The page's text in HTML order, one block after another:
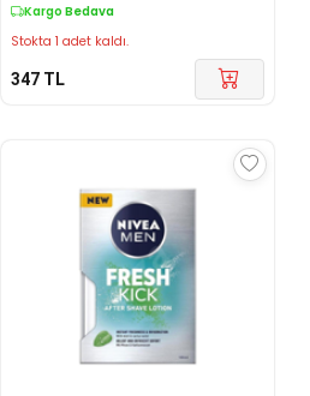
Kargo Bedava
Stokta 1 adet kaldı.
347 TL